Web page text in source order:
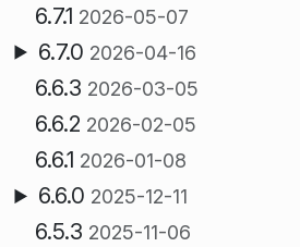
6.7.1 2026-05-07
6.7.0 2026-04-16
6.6.3 2026-03-05
6.6.2 2026-02-05
6.6.1 2026-01-08
6.6.0 2025-12-11
6.5.3 2025-11-06